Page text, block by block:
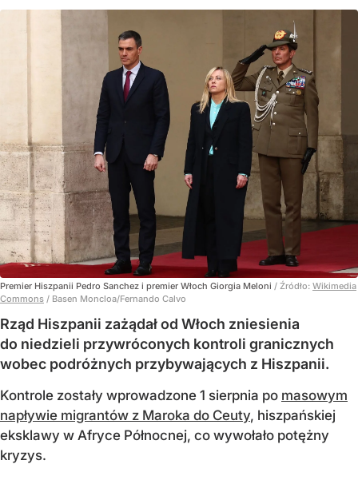
Premier Hiszpanii Pedro Sanchez i premier Włoch Giorgia Meloni / Źródło: Wikimedia
Commons / Basen Moncloa/Fernando Calvo
Rząd Hiszpanii zażądał od Włoch zniesienia
do niedzieli przywróconych kontroli granicznych
wobec podróżnych przybywających z Hiszpanii.
Kontrole zostały wprowadzone 1 sierpnia po masowym
napływie migrantów z Maroka do Ceuty, hiszpańskiej
eksklawy w Afryce Północnej, co wywołało potężny
kryzys.